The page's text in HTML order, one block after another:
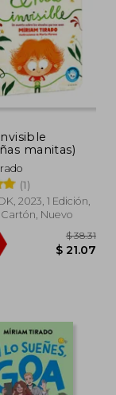
manitas)
(1)
2023, 1 Edición,
Nuevo
45%
dcto.